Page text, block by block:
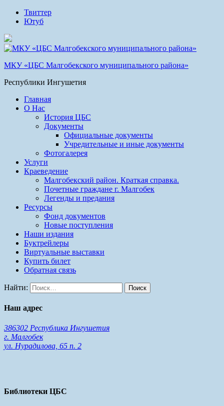
Твиттер
Ютуб
МКУ «ЦБС Малгобекского муниципального района»
Республики Ингушетия
Главная
О Нас
История ЦБС
Документы
Официальные документы
Учредительные и иные документы
Фотогалерея
Услуги
Краеведение
Малгобекский район. Краткая справка.
Почетные граждане г. Малгобек
Легенды и предания
Ресурсы
Фонд документов
Новые поступления
Наши издания
Буктрейлеры
Виртуальные выставки
Купить билет
Обратная связь
Найти:
Наш адрес
386302 Республика Ингушетия
г. Малгобек
ул. Нурадилова, 65 п. 2
Библиотеки ЦБС